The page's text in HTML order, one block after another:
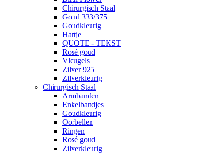
Chirurgisch Staal
Goud 333/375
Goudkleurig
Hartje
QUOTE - TEKST
Rosé goud
Vleugels
Zilver 925
Zilverkleurig
Chirurgisch Staal
Armbanden
Enkelbandjes
Goudkleurig
Oorbellen
Ringen
Rosé goud
Zilverkleurig